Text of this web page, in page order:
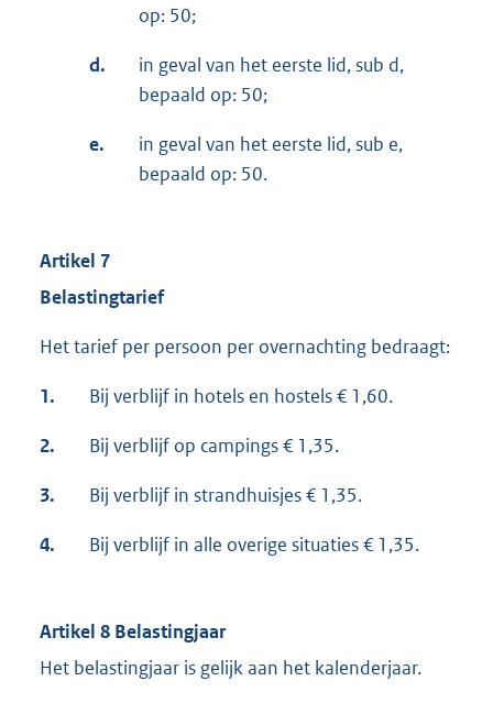
op: 50;
d.
in geval van het eerste lid, sub d,
bepaald op: 50;
e.
in geval van het eerste lid, sub e,
bepaald op: 50.
Artikel 7
Belastingtarief
Het tarief per persoon per overnachting bedraagt:
1. Bij verblijf in hotels en hostels € 1,60.
2. Bij verblijf op campings € 1,35.
3. Bij verblijf in strandhuisjes € 1,35.
4. Bij verblijf in alle overige situaties € 1,35.
Artikel 8 Belastingjaar
Het belastingjaar is gelijk aan het kalenderjaar.